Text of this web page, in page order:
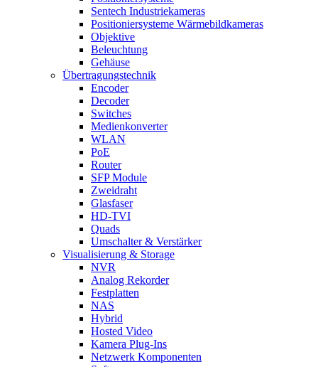
Sentech Industriekameras
Positioniersysteme Wärmebildkameras
Objektive
Beleuchtung
Gehäuse
Übertragungstechnik
Encoder
Decoder
Switches
Medienkonverter
WLAN
PoE
Router
SFP Module
Zweidraht
Glasfaser
HD-TVI
Quads
Umschalter & Verstärker
Visualisierung & Storage
NVR
Analog Rekorder
Festplatten
NAS
Hybrid
Hosted Video
Kamera Plug-Ins
Netzwerk Komponenten